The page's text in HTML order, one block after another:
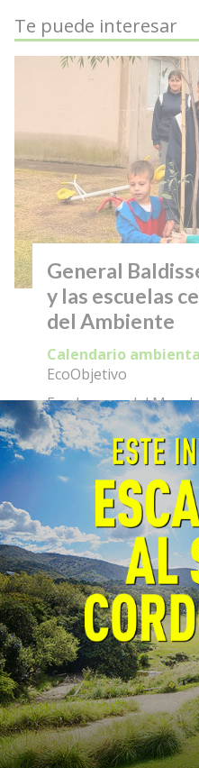
Te puede interesar
General
y las escuelas
del Ambiente
EcoObjetivo
Calendario
En el marco del Mes
Municipalidad de
adelante una acción
instituciones
promoviendo la